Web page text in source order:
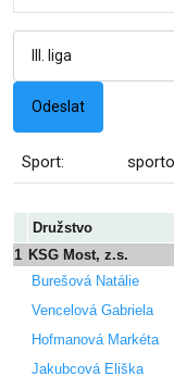
Sport:
Družstvo
1 KSG Most, z.s.
Burešová Natálie
Vencelová Gabriela
Hofmanová Markéta
Jakubcová Eliška